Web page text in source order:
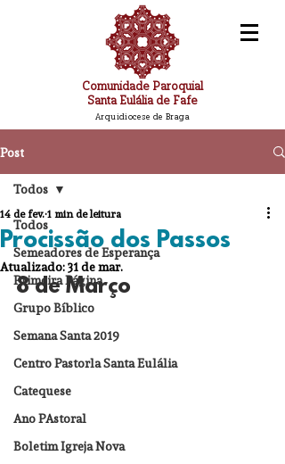
Comunidade Paroquial
Santa Eulália de Fafe
Arquidiocese de Braga
Post
Todos
Semeadores de Esperança
Primeira Página
Grupo Bíblico
Semana Santa 2019
Centro Pastorla Santa Eulália
Catequese
Ano PAstoral
Boletim Igreja Nova
Todos
Procissão dos Passos
14 de fev. 1 min de leitura
Atualizado:31 de mar.
8 de Março